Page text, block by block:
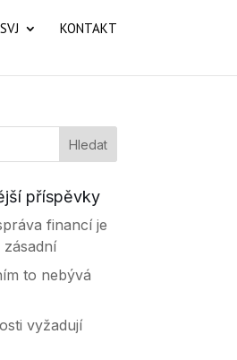
KONTAKT
příspěvky
financí je
to nebývá
vyžadují